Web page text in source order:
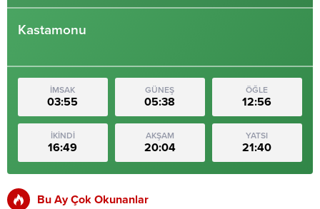
Kastamonu
İMSAK
03:55
GÜNEŞ
05:38
ÖĞLE
12:56
İKİNDİ
16:49
AKŞAM
20:04
YATSI
21:40
Bu Ay Çok Okunanlar